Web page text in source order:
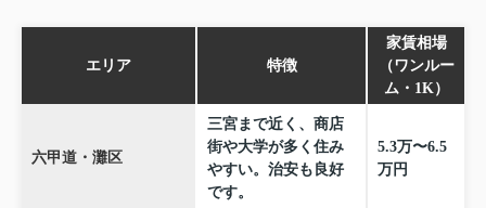
エリア 特徴
家賃相場
（ワンルー
ム・1K）
六甲道・灘区
三宮まで近く、商店
街や大学が多く住み
やすい。治安も良好
です。
5.3万〜6.5
万円